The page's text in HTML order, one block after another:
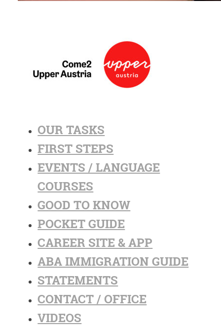
OUR TASKS
FIRST STEPS
EVENTS / LANGUAGE
COURSES
GOOD TO KNOW
POCKET GUIDE
CAREER SITE & APP
ABA IMMIGRATION GUIDE
STATEMENTS
CONTACT / OFFICE
VIDEOS